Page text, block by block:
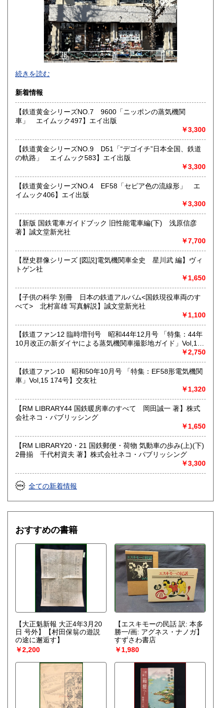
1,800円 福岡県
1,800円 長崎県
1,800円 大分県
宮崎県
0円
東京都では「銀装堂」として営業しております。
基本的には同じ書店となります。
★★ご質問、ご要望はご注文前にお問合せ下さい。★★
★★電話・FAXでの在庫、状態確認及びご注文には対応しま
せん。
すべての方にメールでのお問い合わせを御案内してい
★★メールでのお問い合わせは、用件のみの場合スパムメー
ルと判断して返信いたしません。お名前もお願いいたしま
沿線名：★★電話・FAXでの在庫、状態確認及びご注文には
対応しません。お電話を頂いてもすべての方にメールでのお
営業時間：(平日)10:00-17:00
定休日：土日祝休/臨時休業有
★出張買取・郵送買取(※要事前相談)致します。
お気軽にご相談ください。
取り扱い分野
近代文献、趣味、サブカルチャー、古書一般（その他）
続きを読む
新着情報
【鉄道黄金シリーズNO.7 9600「ニッポンの蒸気機関
車」 エイムック497】エイ出版
￥3,300
【鉄道黄金シリーズNO.9 D51「“デゴイチ”日本全国、鉄道
の軌路」 エイムック583】エイ出版
￥3,300
【鉄道黄金シリーズNO.4 EF58「セピア色の流線形」 エ
イムック406】エイ出版
￥3,300
【新版 国鉄電車ガイドブック 旧性能電車編(下) 浅原信彦
著】誠文堂新光社
￥7,700
【歴史群像シリーズ [図説]電気機関車全史 星川武 編】ヴィ
トゲン社
￥1,650
【子供の科学 別冊 日本の鉄道アルバム<国鉄現役車両のす
べて> 北村富雄 写真解説】誠文堂新光社
￥1,100
【鉄道ファン12 臨時増刊号 昭和44年12月号 「特集：44年
10月改正の新ダイヤによる蒸気機関車撮影地ガイド」Vol,19
￥2,750
【鉄道ファン10 昭和50年10月号 「特集：EF58形電気機関
車」Vol,15 174号】交友社
￥1,320
【RM LIBRARY44 国鉄暖房車のすべて 岡田誠一 著】株式
会社ネコ・パブリッシング
￥1,650
【RM LIBRARY20・21 国鉄郵便・荷物 気動車の歩み(上)(下)
2冊揃 千代村資夫 著】株式会社ネコ・パブリッシング
￥3,300
全ての新着情報
おすすめの書籍
【大正魁新報 大正4年3月20
日 号外】【村田保翁の遊説
の途に邂逅す】
￥2,200
【エスキモーの民話 訳: 本多
勝一/画: アグネス・ナノガ】
すずさわ書店
￥1,980